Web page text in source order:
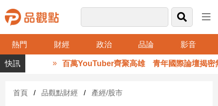
熱門 財經 政治 品論 影音
品
觀
財
百萬YouTuber齊聚高雄 青年國際論壇揭密無
首頁 品觀點財經 產經/股市